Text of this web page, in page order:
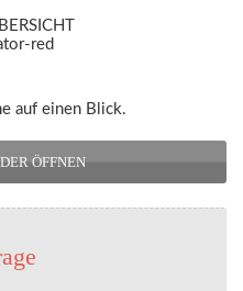
auf einen Blick.
ÖFFNEN